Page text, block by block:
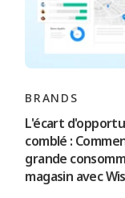
BRANDS
L'écart
comblé :
grande
magasin avec